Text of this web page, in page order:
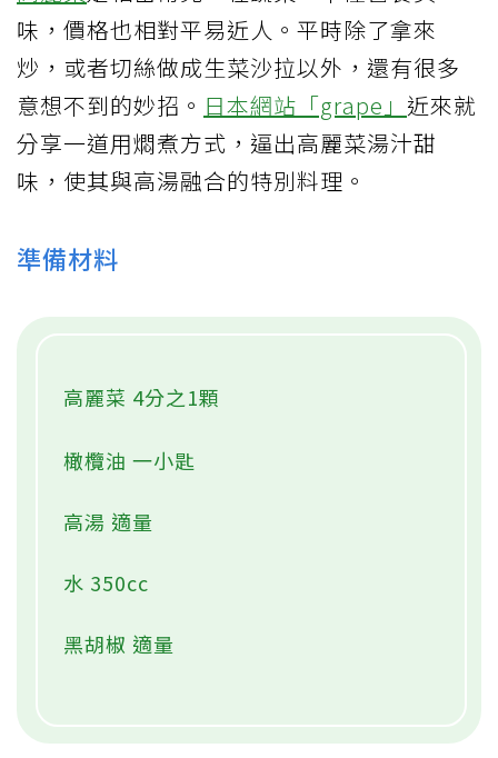
味，價格也相對平易近人。平時除了拿來
炒，或者切絲做成生菜沙拉以外，還有很多
意想不到的妙招。 日本網站「grape」 近來就
分享一道用燜煮方式，逼出高麗菜湯汁甜
味，使其與高湯融合的特別料理。
準備材料
高麗菜 4分之1顆
橄欖油 一小匙
高湯 適量
水 350cc
黑胡椒 適量